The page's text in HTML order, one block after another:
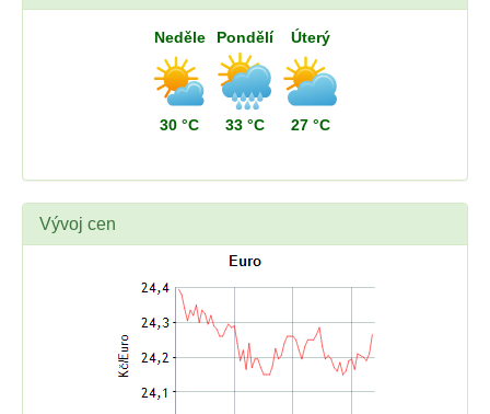
Neděle
30 °C
Pondělí
33 °C
Úterý
27 °C
Vývoj cen